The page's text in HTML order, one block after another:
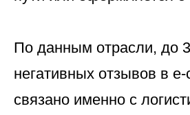
По данным отрасли, до
негативных отзывов в
связано именно с